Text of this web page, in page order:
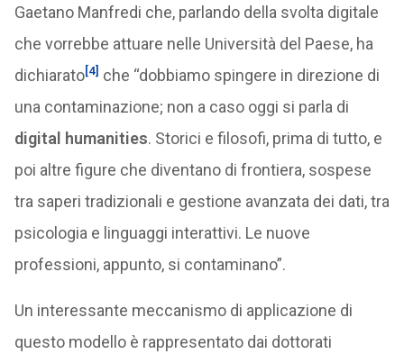
Gaetano Manfredi che, parlando della svolta digitale
che vorrebbe attuare nelle Università del Paese, ha
dichiarato[4] che “dobbiamo spingere in direzione di
una contaminazione; non a caso oggi si parla di
digital humanities. Storici e filosofi, prima di tutto, e
poi altre figure che diventano di frontiera, sospese
tra saperi tradizionali e gestione avanzata dei dati, tra
psicologia e linguaggi interattivi. Le nuove
professioni, appunto, si contaminano”.
Un interessante meccanismo di applicazione di
questo modello è rappresentato dai dottorati